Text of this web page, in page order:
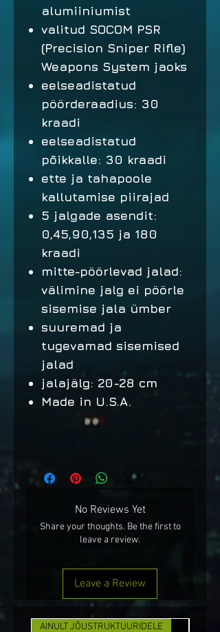
alumiiniumist
valitud SOCOM PSR
(Precision Sniper Rifle)
Weapons System jaoks
eelseadistatud
pöörderaadius: 30
kraadi
eelseadistatud
põikkalle: 30 kraadi
ette ja tahapoole
kallutamise piirajad
5 jalgade asendit:
0,45,90,135 ja 180
kraadi
mitte-pöörlevad jalad:
välimine jalg ei pöörle
sisemise jala ümber
suuremad ja
tugevamad sisemised
jalad
jalajälg: 20-28 cm
Made in U.S.A.
No Reviews Yet
Share your thoughts. Be the first to
leave a review.
Leave a Review
AINULT JÕUSTRUKTUURIDELE